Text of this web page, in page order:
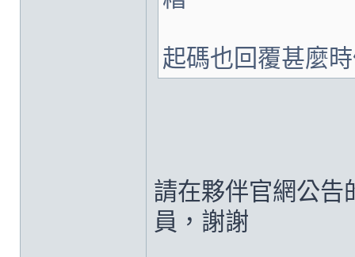
起碼也回覆甚麼
請在夥伴官網公告
員，謝謝